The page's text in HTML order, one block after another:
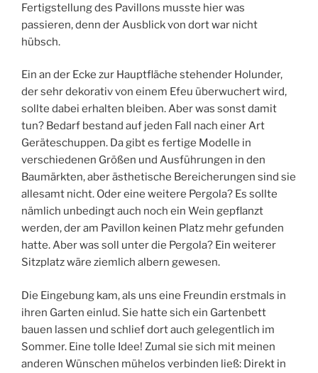
Fertigstellung des Pavillons musste hier was
passieren, denn der Ausblick von dort war nicht
hübsch.
Ein an der Ecke zur Hauptfläche stehender Holunder,
der sehr dekorativ von einem Efeu überwuchert wird,
sollte dabei erhalten bleiben. Aber was sonst damit
tun? Bedarf bestand auf jeden Fall nach einer Art
Geräteschuppen. Da gibt es fertige Modelle in
verschiedenen Größen und Ausführungen in den
Baumärkten, aber ästhetische Bereicherungen sind sie
allesamt nicht. Oder eine weitere Pergola? Es sollte
nämlich unbedingt auch noch ein Wein gepflanzt
werden, der am Pavillon keinen Platz mehr gefunden
hatte. Aber was soll unter die Pergola? Ein weiterer
Sitzplatz wäre ziemlich albern gewesen.
Die Eingebung kam, als uns eine Freundin erstmals in
ihren Garten einlud. Sie hatte sich ein Gartenbett
bauen lassen und schlief dort auch gelegentlich im
Sommer. Eine tolle Idee! Zumal sie sich mit meinen
anderen Wünschen mühelos verbinden ließ: Direkt in